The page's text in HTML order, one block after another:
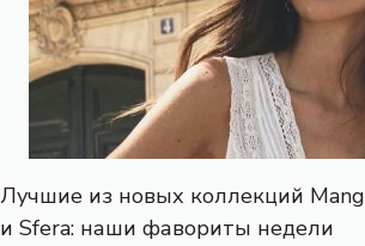
Лучшие из новых коллекций
и Sfera: наши фавориты недели